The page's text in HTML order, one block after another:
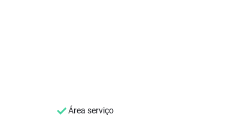
Área serviço